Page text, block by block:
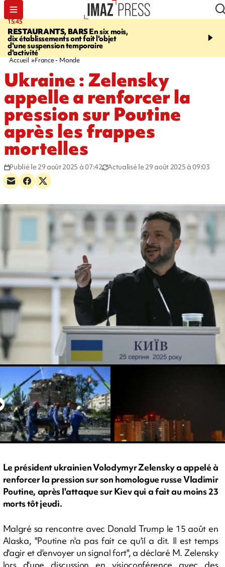
15:45
RESTAURANTS, BARSEn six mois,
dix établissements ont fait l'objet
d'une suspension temporaire
d'activité
17:17
Angeles, un homme vit
Accueil France - Monde
Ukraine : Zelensky
appelle a renforcer la
pression sur Poutine
après les frappes
mortelles
Publié le 29 août 2025 à 07:42 Actualisé le 29 août 2025 à 09:03
Le président ukrainien Volodymyr Zelensky a appelé à
renforcer la pression sur son homologue russe Vladimir
Poutine, après l'attaque sur Kiev qui a fait au moins 23
morts tôt jeudi.
Malgré sa rencontre avec Donald Trump le 15 août en
Alaska, "Poutine n'a pas fait ce qu'il a dit. Il est temps
d'agir et d'envoyer un signal fort", a déclaré M. Zelensky